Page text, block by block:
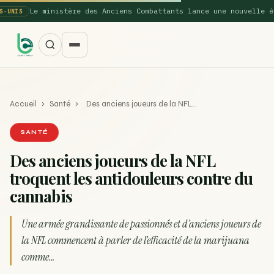
Le ministère des Anciens Combattants lance une nouvelle
SUGGESTIONS POPULAIRES
Une nouvelle étude montre que la vaporisation du
La recette du Space Cake RECETTE
Accueil › Santé › Des anciens joueurs de la NFL…
SANTÉ
Des anciens joueurs de la NFL
troquent les antidouleurs contre du
cannabis
Une armée grandissante de passionnés et d’anciens joueurs de
la NFL commencent à parler de l’efficacité de la marijuana
comme…